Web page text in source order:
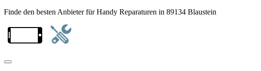
Finde den besten Anbieter für Handy Reparaturen in 89134 Blaustein